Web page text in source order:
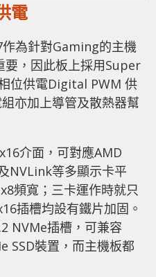
電
為針對Gaming的主機
要，因此板上採用Super
位供電Digital PWM 供
亦加上導管及散熱器幫
介面，可對應AMD
NVLink等多顯示卡平
頻寬；三卡運作時就只
插槽均設有鐵片加固。
NVMe插槽，可兼容
SSD裝置，而主機板都